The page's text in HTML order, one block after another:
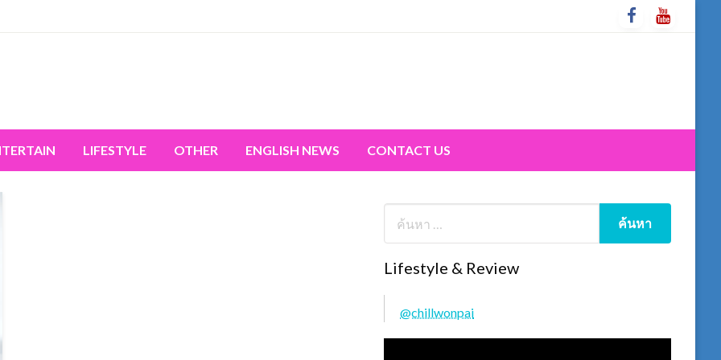
LIFESTYLE OTHER ENGLISH NEWS CONTACT US
Lifestyle & Review
@chillwonpai